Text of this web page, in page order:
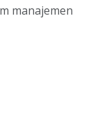
manajemen